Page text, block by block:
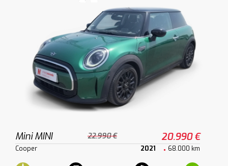
Mini MINI 22.990 € 20.990 €
Cooper 2021 68.000 km